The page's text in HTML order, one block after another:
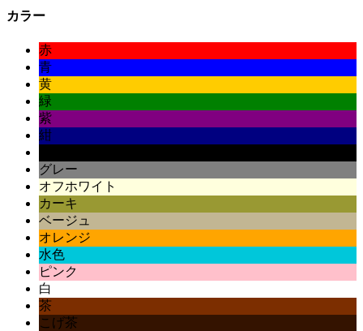
カラー
赤
青
黄
緑
紫
紺
グレー
オフホワイト
カーキ
ベージュ
オレンジ
水色
ピンク
白
茶
こげ茶